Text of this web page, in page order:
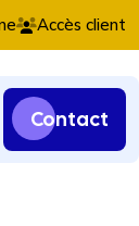
Accès client
Contact